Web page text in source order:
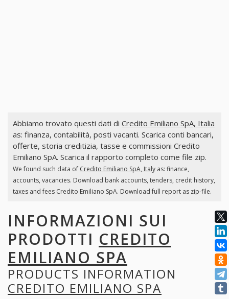
Abbiamo trovato questi dati di Credito Emiliano SpA, Italia
as: finanza, contabilità, posti vacanti. Scarica conti bancari,
offerte, storia creditizia, tasse e commissioni Credito
Emiliano SpA. Scarica il rapporto completo come file zip.
We found such data of Credito Emiliano SpA, Italyas: finance,
accounts, vacancies. Download bank accounts, tenders, credit history,
taxes and fees Credito Emiliano SpA. Download full report as zip-file.
INFORMAZIONI SUI
PRODOTTI CREDITO
EMILIANO SPA
PRODUCTS INFORMATION
CREDITO EMILIANO SPA